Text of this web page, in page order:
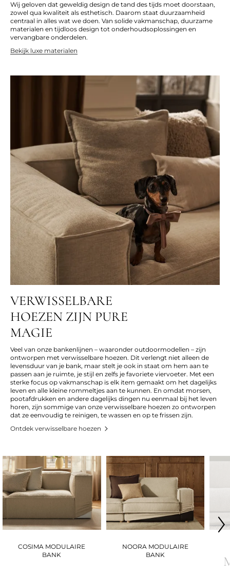
Wij geloven dat geweldig design de tand des tijds moet doorstaan,
zowel qua kwaliteit als esthetisch. Daarom staat duurzaamheid
centraal in alles wat we doen. Van solide vakmanschap, duurzame
materialen en tijdloos design tot onderhoudsoplossingen en
vervangbare onderdelen.
Bekijk luxe materialen
VERWISSELBARE
HOEZEN ZIJN PURE
MAGIE
Veel van onze bankenlijnen – waaronder outdoormodellen – zijn
ontworpen met verwisselbare hoezen. Dit verlengt niet alleen de
levensduur van je bank, maar stelt je ook in staat om hem aan te
passen aan je ruimte, je stijl en zelfs je favoriete viervoeter. Met een
sterke focus op vakmanschap is elk item gemaakt om het dagelijks
leven en alle kleine rommeltjes aan te kunnen. En omdat morsen,
pootafdrukken en andere dagelijks dingen nu eenmaal bij het leven
horen, zijn sommige van onze verwisselbare hoezen zo ontworpen
dat ze eenvoudig te reinigen, te wassen en op te frissen zijn.
Ontdek verwisselbare hoezen
COSIMA MODULAIRE
BANK
NOORA MODULAIRE
BANK